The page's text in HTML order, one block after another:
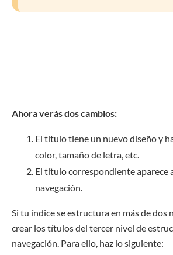
Ahora verás dos cambios:
El título tiene un nuevo diseño y
color, tamaño de letra, etc.
El título correspondiente aparece
navegación.
Si tu índice se estructura en más de dos
crear los títulos del tercer nivel de
navegación. Para ello, haz lo siguiente: